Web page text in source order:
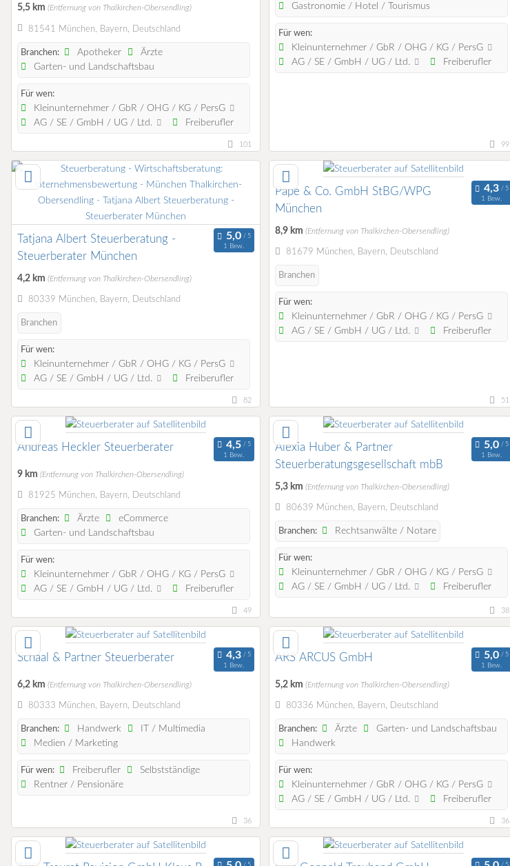
5,5 km (Entfernung von Thalkirchen-Obersendling)
81541 München, Bayern, Deutschland
Branchen: Apotheker
Ärzte
Garten- und Landschaftsbau
Für wen:
Kleinunternehmer / GbR / OHG / KG / PersG
AG / SE / GmbH / UG / Ltd.
Freiberufler
101
Gastronomie / Hotel / Tourismus
Für wen:
Kleinunternehmer / GbR / OHG / KG / PersG
AG / SE / GmbH / UG / Ltd.
Freiberufler
99
Tatjana Albert Steuerberatung -
Steuerberater München
1 Bew.
4,2 km (Entfernung von Thalkirchen-Obersendling)
80339 München, Bayern, Deutschland
Branchen
Für wen:
Kleinunternehmer / GbR / OHG / KG / PersG
AG / SE / GmbH / UG / Ltd.
Freiberufler
82
Pape & Co. GmbH StBG/WPG
München
1 Bew.
8,9 km (Entfernung von Thalkirchen-Obersendling)
81679 München, Bayern, Deutschland
Branchen
Für wen:
Kleinunternehmer / GbR / OHG / KG / PersG
AG / SE / GmbH / UG / Ltd.
Freiberufler
51
Andreas Heckler Steuerberater
1 Bew.
9 km (Entfernung von Thalkirchen-Obersendling)
81925 München, Bayern, Deutschland
Branchen: Ärzte
eCommerce
Garten- und Landschaftsbau
Für wen:
Kleinunternehmer / GbR / OHG / KG / PersG
AG / SE / GmbH / UG / Ltd.
Freiberufler
49
Alexia Huber & Partner
Steuerberatungsgesellschaft mbB
1 Bew.
5,3 km (Entfernung von Thalkirchen-Obersendling)
80639 München, Bayern, Deutschland
Branchen: Rechtsanwälte / Notare
Für wen:
Kleinunternehmer / GbR / OHG / KG / PersG
AG / SE / GmbH / UG / Ltd.
Freiberufler
38
Schaal & Partner Steuerberater
1 Bew.
6,2 km (Entfernung von Thalkirchen-Obersendling)
80333 München, Bayern, Deutschland
Branchen: Handwerk
IT / Multimedia
Medien / Marketing
Für wen: Freiberufler
Selbstständige
Rentner / Pensionäre
36
ARS ARCUS GmbH
1 Bew.
5,2 km (Entfernung von Thalkirchen-Obersendling)
80336 München, Bayern, Deutschland
Branchen: Ärzte
Garten- und Landschaftsbau
Handwerk
Für wen:
Kleinunternehmer / GbR / OHG / KG / PersG
AG / SE / GmbH / UG / Ltd.
Freiberufler
36